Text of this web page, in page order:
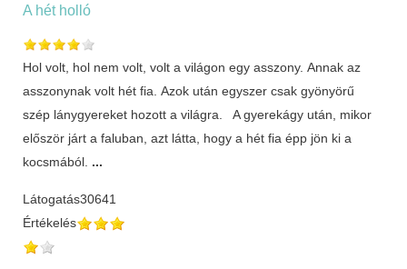
A hét holló
Hol volt, hol nem volt, volt a világon egy asszony. Annak az
asszonynak volt hét fia. Azok után egyszer csak gyönyörű
szép lánygyereket hozott a világra. A gyerekágy után, mikor
először járt a faluban, azt látta, hogy a hét fia épp jön ki a
kocsmából. ...
Látogatás30641
Értékelés